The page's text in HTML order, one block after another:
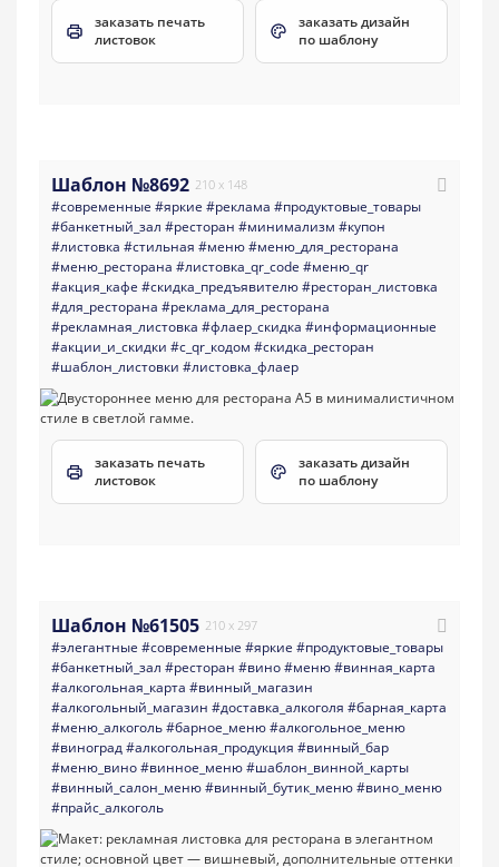
заказать печать
листовок
заказать дизайн
по шаблону
Шаблон №8692 210 x 148
#современные #яркие #реклама #продуктовые_товары
#банкетный_зал #ресторан #минимализм #купон
#листовка #стильная #меню#меню_для_ресторана
#меню_ресторана #листовка_qr_code #меню_qr
#акция_кафе #скидка_предъявителю#ресторан_листовка
#для_ресторана #реклама_для_ресторана
#рекламная_листовка #флаер_скидка #информационные
#акции_и_скидки #с_qr_кодом #скидка_ресторан
#шаблон_листовки #листовка_флаер
заказать печать
листовок
заказать дизайн
по шаблону
Шаблон №61505 210 x 297
#элегантные #современные #яркие #продуктовые_товары
#банкетный_зал #ресторан #вино#меню#винная_карта
#алкогольная_карта #винный_магазин
#алкогольный_магазин #доставка_алкоголя #барная_карта
#меню_алкоголь#барное_меню#алкогольное_меню
#виноград#алкогольная_продукция #винный_бар
#меню_вино#винное_меню#шаблон_винной_карты
#винный_салон_меню#винный_бутик_меню#вино_меню
#прайс_алкоголь